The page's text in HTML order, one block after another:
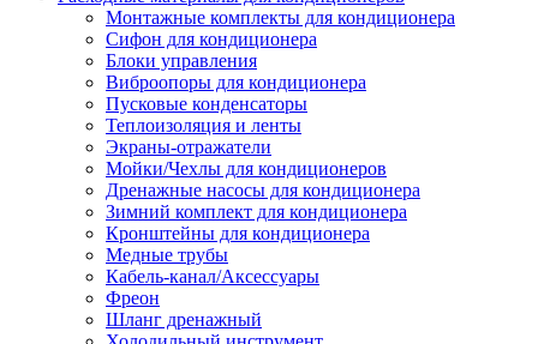
Монтажные комплекты для кондиционера
Сифон для кондиционера
Блоки управления
Виброопоры для кондиционера
Пусковые конденсаторы
Теплоизоляция и ленты
Экраны-отражатели
Мойки/Чехлы для кондиционеров
Дренажные насосы для кондиционера
Зимний комплект для кондиционера
Кронштейны для кондиционера
Медные трубы
Кабель-канал/Аксессуары
Фреон
Шланг дренажный